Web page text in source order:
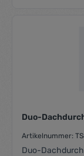
Duo-
Artikelnummer:
Duo-